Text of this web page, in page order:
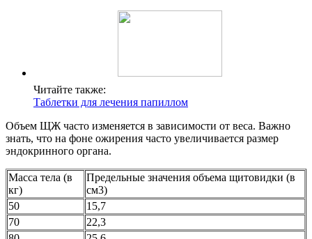
Читайте также:
Таблетки для лечения папиллом
Объем ЩЖ часто изменяется в зависимости от веса. Важно
знать, что на фоне ожирения часто увеличивается размер
эндокринного органа.
Масса тела (в
кг)
Предельные значения объема щитовидки (в
см3)
50
15,7
70
22,3